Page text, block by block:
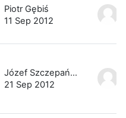
Piotr Gębiś
11 Sep 2012
Józef Szczepański
21 Sep 2012